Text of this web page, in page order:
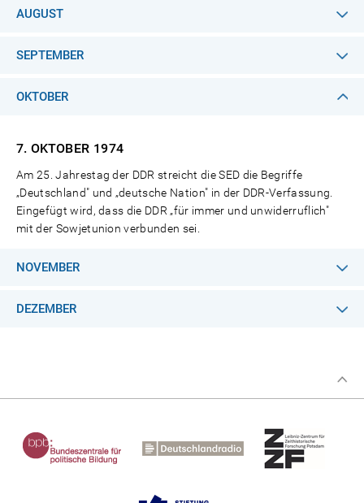
AUGUST
SEPTEMBER
OKTOBER
7. OKTOBER 1974
Am 25. Jahrestag der DDR streicht die SED die Begriffe
„Deutschland" und „deutsche Nation" in der DDR-Verfassung.
Eingefügt wird, dass die DDR „für immer und unwiderruflich"
mit der Sowjetunion verbunden sei.
NOVEMBER
DEZEMBER